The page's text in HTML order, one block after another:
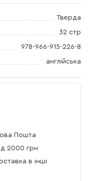
Тверда
32 стр
978-966-915-226-8
англійська
Пошта
2000 грн
в інші